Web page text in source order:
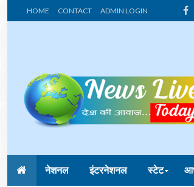
HOME CONTACT ADMIN LOGIN
नेशनल इंटरनेशनल स्टेट